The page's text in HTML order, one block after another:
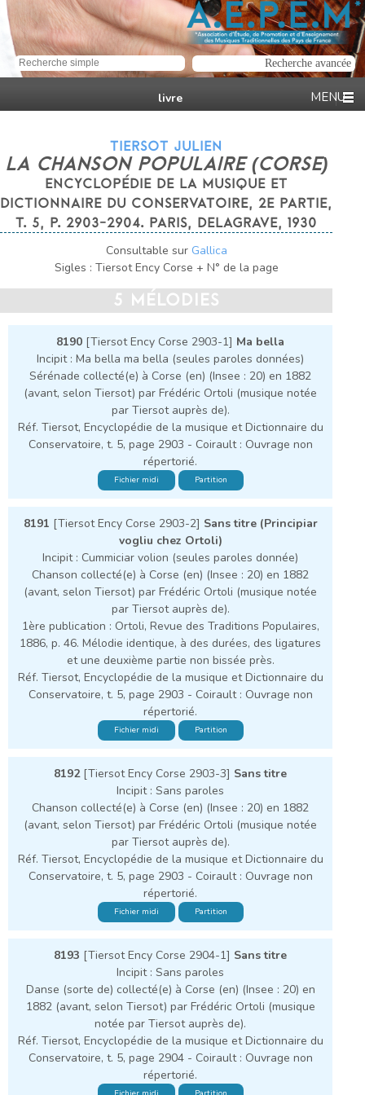
livre
TIERSOT JULIEN
LA CHANSON POPULAIRE (CORSE)
ENCYCLOPÉDIE DE LA MUSIQUE ET
DICTIONNAIRE DU CONSERVATOIRE, 2E PARTIE,
T. 5, P. 2903-2904. PARIS, DELAGRAVE, 1930
Consultable sur Gallica
Sigles : Tiersot Ency Corse + N° de la page
5 MÉLODIES
8190 [Tiersot Ency Corse 2903-1] Ma bella
Incipit : Ma bella ma bella (seules paroles données)
Sérénade collecté(e) à Corse (en) (Insee : 20) en 1882
(avant, selon Tiersot) par Frédéric Ortoli (musique notée
par Tiersot auprès de).
Réf. Tiersot, Encyclopédie de la musique et Dictionnaire du
Conservatoire, t. 5, page 2903 - Coirault : Ouvrage non
répertorié.
Fichier midi Partition
8191 [Tiersot Ency Corse 2903-2] Sans titre (Principiar
vogliu chez Ortoli)
Incipit : Cummiciar volion (seules paroles donnée)
Chanson collecté(e) à Corse (en) (Insee : 20) en 1882
(avant, selon Tiersot) par Frédéric Ortoli (musique notée
par Tiersot auprès de).
1ère publication : Ortoli, Revue des Traditions Populaires,
1886, p. 46. Mélodie identique, à des durées, des ligatures
et une deuxième partie non bissée près.
Réf. Tiersot, Encyclopédie de la musique et Dictionnaire du
Conservatoire, t. 5, page 2903 - Coirault : Ouvrage non
répertorié.
Fichier midi Partition
8192[Tiersot Ency Corse 2903-3] Sans titre
Incipit : Sans paroles
Chanson collecté(e) à Corse (en) (Insee : 20) en 1882
(avant, selon Tiersot) par Frédéric Ortoli (musique notée
par Tiersot auprès de).
Réf. Tiersot, Encyclopédie de la musique et Dictionnaire du
Conservatoire, t. 5, page 2903 - Coirault : Ouvrage non
répertorié.
Fichier midi Partition
8193 [Tiersot Ency Corse 2904-1] Sans titre
Incipit : Sans paroles
Danse (sorte de) collecté(e) à Corse (en) (Insee : 20) en
1882 (avant, selon Tiersot) par Frédéric Ortoli (musique
notée par Tiersot auprès de).
Réf. Tiersot, Encyclopédie de la musique et Dictionnaire du
Conservatoire, t. 5, page 2904 - Coirault : Ouvrage non
répertorié.